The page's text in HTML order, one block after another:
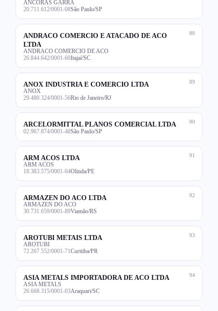
ANCORAS GARRA
20.711.612/0001-08São Paulo/SP
88
ANDRACO COMERCIO E ATACADO DE ACO
LTDA
ANDRACO COMERCIO DE ACO
26.844.642/0001-60Itajaí/SC
89
ANOX INDUSTRIA E COMERCIO LTDA
ANOX
29.480.324/0001-56Rio de Janeiro/RJ
90
ARCELORMITTAL PLANOS COMERCIAL LTDA
02.967.874/0001-48São Paulo/SP
91
ARM ACOS LTDA
ARM ACOS
18.383.575/0001-04Olinda/PE
92
ARMAZEN DO ACO LTDA
ARMAZEN DO ACO
30.731.659/0001-89Viamão/RS
93
AROTUBI METAIS LTDA
AROTUBI
72.267.552/0001-71 Curitiba/PR
94
ASIA METALS IMPORTADORA DE ACO LTDA
ASIA METALS
26.668.315/0001-03Araquari/SC